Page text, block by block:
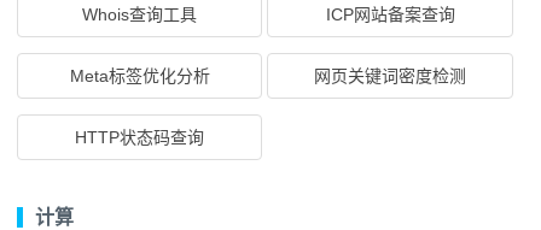
Whois查询工具 ICP网站备案查询
Meta标签优化分析 网页关键词密度检测
HTTP状态码查询
计算